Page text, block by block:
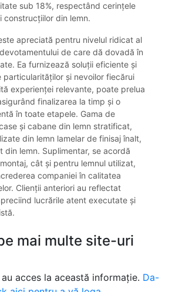
sub 18%, respectând cerințele
construcțiilor din lemn.
apreciată pentru nivelul ridicat al
de care dă dovadă în
Ea furnizează soluții eficiente și
și nevoilor fiecărui
experienței relevante, poate prelua
finalizarea la timp și o
în toate etapele. Gama de
și cabane din lemn stratificat,
din lemn lamelar de finisaj înalt,
din lemn. Suplimentar, se acordă
cât și pentru lemnul utilizat,
companiei în calitatea
Clienții anteriori au reflectat
lucrările atent executate și
mai multe site-uri
acces la această informație. Da-